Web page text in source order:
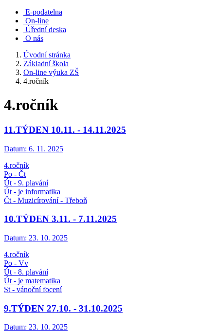
E-podatelna
On-line
Úřední deska
O nás
Úvodní stránka
Základní škola
On-line výuka ZŠ
4.ročník
4.ročník
11.TÝDEN 10.11. - 14.11.2025
Datum: 6. 11. 2025
4.ročník
Po - Čt
Út - 9. plavání
Út - je informatika
Čt - Muzicírování - Třeboň
10.TÝDEN 3.11. - 7.11.2025
Datum: 23. 10. 2025
4.ročník
Po - Vv
Út - 8. plavání
Út - je matematika
St - vánoční focení
9.TÝDEN 27.10. - 31.10.2025
Datum: 23. 10. 2025